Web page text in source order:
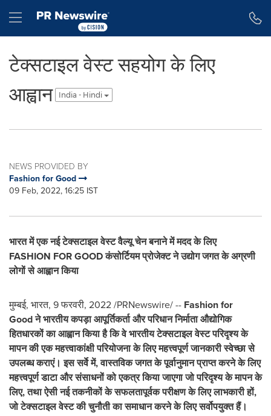
Hamburger menu
टेक्सटाइल वेस्ट सहयोग के लिए
आह्वान
India - Hindi
NEWS PROVIDED BY
Fashion for Good
09 Feb, 2022, 16:25 IST
भारत में एक नई टेक्सटाइल वेस्ट वैल्यू चेन बनाने में मदद के लिए
FASHION FOR GOODकंसोर्टियम प्रोजेक्ट ने उद्योग जगत के अग्रणी
लोगों से आह्वान किया
मुम्बई, भारत, 9 फरवरी, 2022 /PRNewswire/ -- Fashion for
Goodने भारतीय कपड़ा आपूर्तिकर्ता और परिधान निर्माता औद्योगिक
हितधारकों का आह्वान किया है कि वे भारतीय टेक्सटाइल वेस्ट परिदृश्य के
मापन की एक महत्त्वाकांक्षी परियोजना के लिए महत्त्वपूर्ण जानकारी स्वेच्छा से
उपलब्ध कराएं। इस सर्वे में,वास्तविक जगत के पूर्वानुमान प्राप्त करने के लिए
महत्त्वपूर्ण डाटा और संसाधनों को एकत्र किया जाएगा जो परिदृश्य के मापन के
लिए,तथा ऐसी नई तकनीकों के सफलतापूर्वक परीक्षण के लिए लाभकारी हों,
जो टेक्सटाइल वेस्ट की चुनौती का समाधान करने के लिए सर्वोपयुक्त हैं।